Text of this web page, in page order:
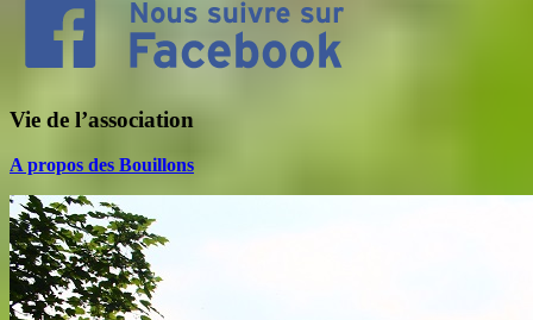
Vie de l’association
A propos des Bouillons